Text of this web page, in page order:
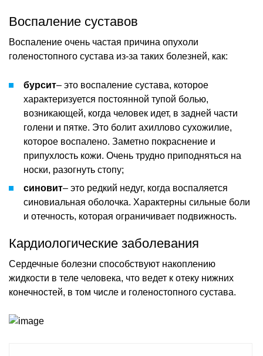
Воспаление суставов
Воспаление очень частая причина опухоли
голеностопного сустава из-за таких болезней, как:
бурсит– это воспаление сустава, которое
характеризуется постоянной тупой болью,
возникающей, когда человек идет, в задней части
голени и пятке. Это болит ахиллово сухожилие,
которое воспалено. Заметно покраснение и
припухлость кожи. Очень трудно приподняться на
носки, разогнуть стопу;
синовит– это редкий недуг, когда воспаляется
синовиальная оболочка. Характерны сильные боли
и отечность, которая ограничивает подвижность.
Кардиологические заболевания
Сердечные болезни способствуют накоплению
жидкости в теле человека, что ведет к отеку нижних
конечностей, в том числе и голеностопного сустава.